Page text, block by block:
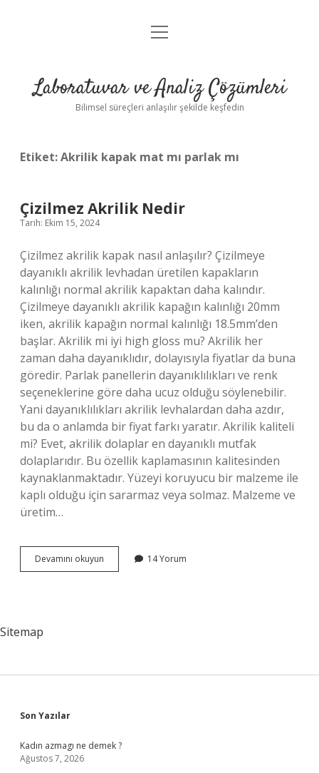
Anasayfa
Yasal Uyarı
menüyü
Laboratuvar ve Analiz Çözümleri
Bilimsel süreçleri anlaşılır şekilde keşfedin
Etiket:Akrilik kapak mat mı parlak mı
Çizilmez Akrilik Nedir
Tarih: Ekim 15, 2024
Çizilmez akrilik kapak nasıl anlaşılır? Çizilmeye
dayanıklı akrilik levhadan üretilen kapakların
kalınlığı normal akrilik kapaktan daha kalındır.
Çizilmeye dayanıklı akrilik kapağın kalınlığı 20mm
iken, akrilik kapağın normal kalınlığı 18.5mm’den
başlar. Akrilik mi iyi high gloss mu? Akrilik her
zaman daha dayanıklıdır, dolayısıyla fiyatlar da buna
göredir. Parlak panellerin dayanıklılıkları ve renk
seçeneklerine göre daha ucuz olduğu söylenebilir.
Yani dayanıklılıkları akrilik levhalardan daha azdır,
bu da o anlamda bir fiyat farkı yaratır. Akrilik kaliteli
mi? Evet, akrilik dolaplar en dayanıklı mutfak
dolaplarıdır. Bu özellik kaplamasının kalitesinden
kaynaklanmaktadır. Yüzeyi koruyucu bir malzeme ile
kaplı olduğu için sararmaz veya solmaz. Malzeme ve
üretim…
Devamını okuyun Çizilmez
Akrilik
14 Yorum
Sitemap
Sidebar
Son Yazılar
Kadın azmagı ne demek ?
Ağustos 7, 2026